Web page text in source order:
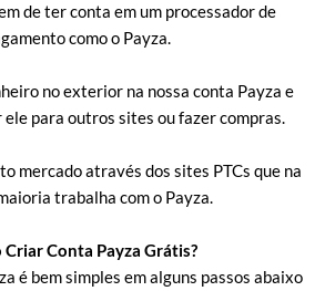
de ter conta em um processador de
como o Payza.
no exterior na nossa conta Payza e
para outros sites ou fazer compras.
mercado através dos sites PTCs que na
trabalha com o Payza.
Criar Conta Payza Grátis?
é bem simples em alguns passos abaixo